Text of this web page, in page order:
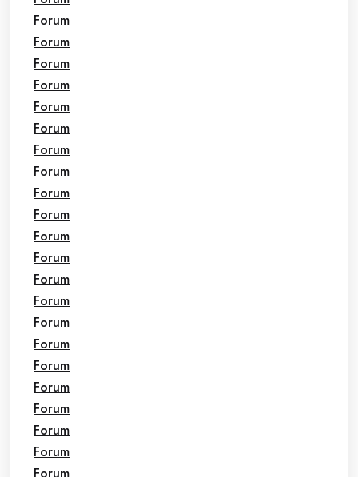
Forum
Forum
Forum
Forum
Forum
Forum
Forum
Forum
Forum
Forum
Forum
Forum
Forum
Forum
Forum
Forum
Forum
Forum
Forum
Forum
Forum